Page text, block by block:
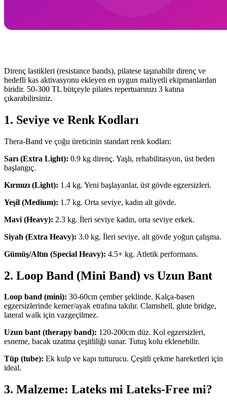
Direnç lastikleri (resistance bands), pilatese taşınabilir direnç ve
hedefli kas aktivasyonu ekleyen en uygun maliyetli ekipmanlardan
biridir. 50-300 TL bütçeyle pilates repertuarınızı 3 katına
çıkarabilirsiniz.
1. Seviye ve Renk Kodları
Thera-Band ve çoğu üreticinin standart renk kodları:
Sarı (Extra Light): 0.9 kg direnç. Yaşlı, rehabilitasyon, üst beden
başlangıç.
Kırmızı (Light): 1.4 kg. Yeni başlayanlar, üst gövde egzersizleri.
Yeşil (Medium): 1.7 kg. Orta seviye, kadın alt gövde.
Mavi (Heavy): 2.3 kg. İleri seviye kadın, orta seviye erkek.
Siyah (Extra Heavy): 3.0 kg. İleri seviye, alt gövde yoğun çalışma.
Gümüş/Altın (Special Heavy): 4.5+ kg. Atletik performans.
2. Loop Band (Mini Band) vs Uzun Bant
Loop band (mini): 30-60cm çember şeklinde. Kalça-basen
egzersizlerinde kemer/ayak etrafına takılır. Clamshell, glute bridge,
lateral walk için vazgeçilmez.
Uzun bant (therapy band): 120-200cm düz. Kol egzersizleri,
esneme, bacak uzatma çeşitliliği sunar. Tutuş kolu eklenebilir.
Tüp (tube): Ek kulp ve kapı tutturucu. Çeşitli çekme hareketleri için
ideal.
3. Malzeme: Lateks mi Lateks-Free mi?